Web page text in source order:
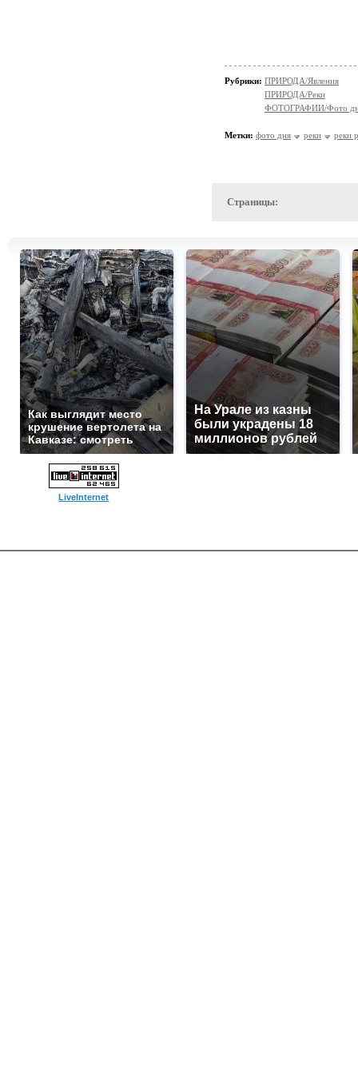
Рубрики: ПРИРОДА/Явления
ПРИРОДА/Реки
ФОТОГРАФИИ/Фото
Метки: фото дня реки реки
Страницы:
Как выглядит место
крушение вертолета на
Кавказе: смотреть
На Урале из казны
были украдены 18
миллионов рублей
LiveInternet